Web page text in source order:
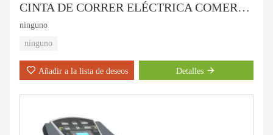
CINTA DE CORRER ELÉCTRICA COMERCIAL LIGERA HD-800
ninguno
ninguno
Añadir a la lista de deseos Detalles